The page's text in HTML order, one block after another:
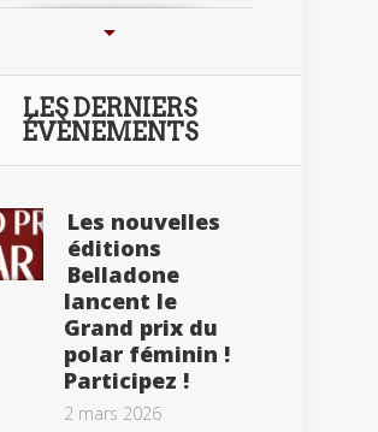
LES DERNIERS
ÉVÈNEMENTS
Les nouvelles
éditions
Belladone
lancent le
Grand prix du
polar féminin !
Participez !
2 mars 2026